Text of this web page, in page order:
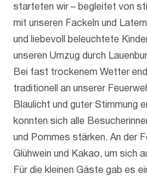
starteten wir – begleitet von
mit unseren Fackeln und
und liebevoll beleuchtete
unseren Umzug durch
Bei fast trockenem Wetter
traditionell an unserer
Blaulicht und guter Stimmung
konnten sich alle
und Pommes stärken. An der
Glühwein und Kakao, um sich
Für die kleinen Gäste gab es